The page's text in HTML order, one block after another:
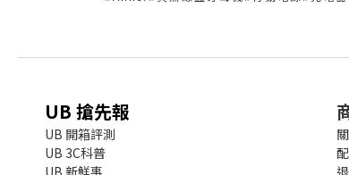
UB 搶先報
UB 開箱評測
UB 3C科普